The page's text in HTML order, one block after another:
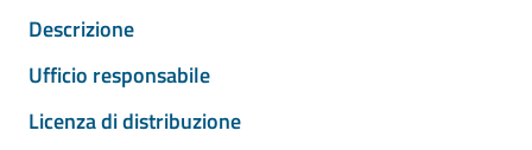
Descrizione
Ufficio responsabile
Licenza di distribuzione